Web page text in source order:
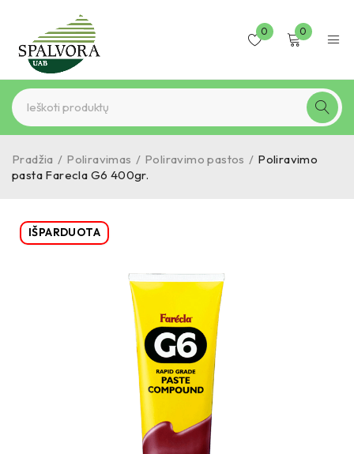
0 0
Pradžia / Poliravimas / Poliravimo pastos / Poliravimo
pasta Farecla G6 400gr.
IŠPARDUOTA